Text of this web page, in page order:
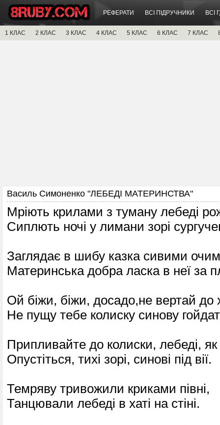
РЕФЕРАТИ ВСІ ПІДРУЧНИКИ ВСІ
1 КЛАС 2 КЛАС 3 КЛАС 4 КЛАС 5 КЛАС 6 КЛАС 7 КЛАС
Василь Симоненко "ЛЕБЕДІ МАТЕРИНСТВА"
Мріють крилами з туману лебеді
Сиплють ночі у лимани зорі
Заглядає в шибу казка сивими
Материнська добра ласка в неї за
Ой біжи, біжи, досадо,не вертай до
Не пущу тебе колиску синову
Припливайте до колиски, лебеді, як
Опустіться, тихі зорі, синові під вії.
Темряву тривожили криками півні,
Танцювали лебеді в хаті на стіні.